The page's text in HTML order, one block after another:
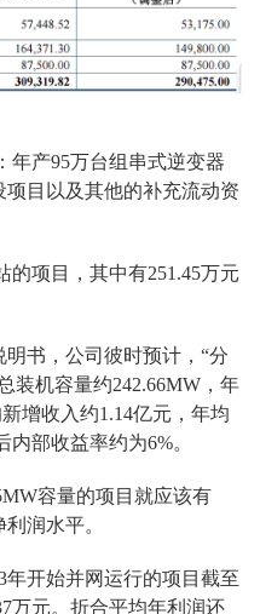
年产95万台组串式逆变器
目以及其他的补充流动资
的项目，其中有251.45万元
书，公司彼时预计，“分
装机容量约242.66MW，年
增收入约1.14亿元，年均
内部收益率约为6%。
容量的项目就应该有
润水平。
年开始并网运行的项目截至
万元。折合平均年利润还